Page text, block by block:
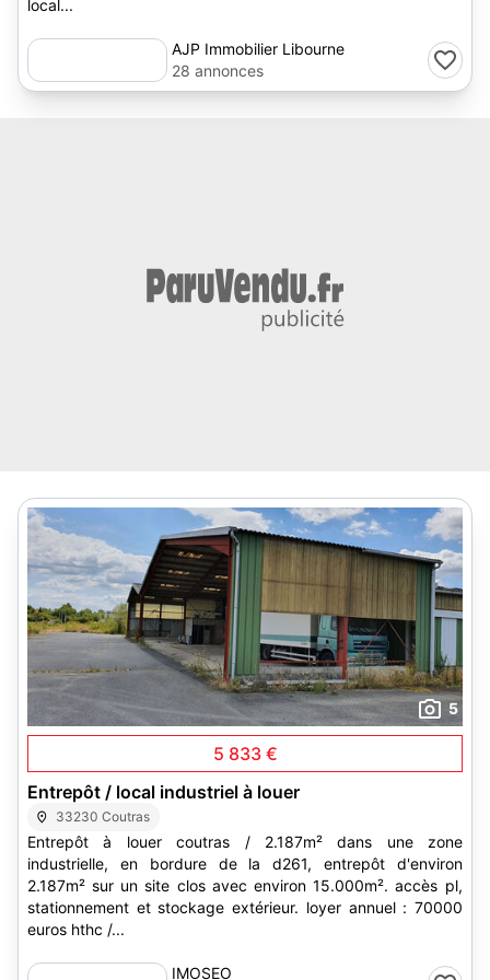
local...
AJP Immobilier Libourne
28 annonces
5
5 833 €
Entrepôt / local industriel à louer
33230 Coutras
Entrepôt à louer coutras / 2.187m² dans une zone
industrielle, en bordure de la d261, entrepôt d'environ
2.187m² sur un site clos avec environ 15.000m². accès pl,
stationnement et stockage extérieur. loyer annuel : 70000
euros hthc /...
IMOSEO